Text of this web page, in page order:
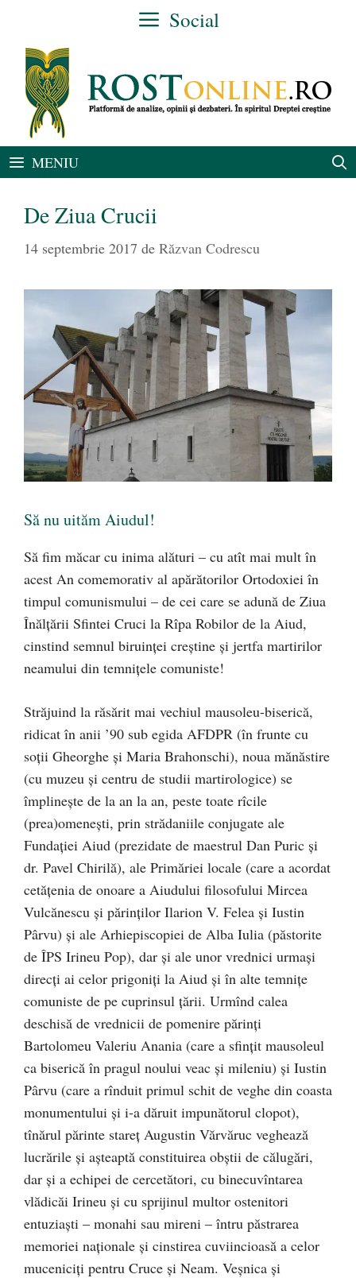
conținut
Social
MENIU
De Ziua Crucii
14 septembrie 2017 de Răzvan Codrescu
Să nu uităm Aiudul!
Să fim măcar cu inima alături – cu atît mai mult în
acest An comemorativ al apărătorilor Ortodoxiei în
timpul comunismului – de cei care se adună de Ziua
Înălțării Sfintei Cruci la Rîpa Robilor de la Aiud,
cinstind semnul biruinței creștine și jertfa martirilor
neamului din temnițele comuniste!
Străjuind la răsărit mai vechiul mausoleu-biserică,
ridicat în anii ’90 sub egida AFDPR (în frunte cu
soții Gheorghe și Maria Brahonschi), noua mănăstire
(cu muzeu și centru de studii martirologice) se
împlinește de la an la an, peste toate rîcile
(prea)omenești, prin strădaniile conjugate ale
Fundației Aiud (prezidate de maestrul Dan Puric și
dr. Pavel Chirilă), ale Primăriei locale (care a acordat
cetățenia de onoare a Aiudului filosofului Mircea
Vulcănescu și părinților Ilarion V. Felea și Iustin
Pârvu) și ale Arhiepiscopiei de Alba Iulia (păstorite
de ÎPS Irineu Pop), dar și ale unor vrednici urmași
direcți ai celor prigoniți la Aiud și în alte temnițe
comuniste de pe cuprinsul țării. Urmînd calea
deschisă de vrednicii de pomenire părinți
Bartolomeu Valeriu Anania (care a sfințit mausoleul
ca biserică în pragul noului veac și mileniu) și Iustin
Pârvu (care a rînduit primul schit de veghe din coasta
monumentului și i-a dăruit impunătorul clopot),
tînărul părinte stareț Augustin Vărvăruc veghează
lucrările și așteaptă constituirea obștii de călugări,
dar și a echipei de cercetători, cu binecuvîntarea
vlădicăi Irineu și cu sprijinul multor ostenitori
entuziaști – monahi sau mireni – întru păstrarea
memoriei naționale și cinstirea cuviincioasă a celor
muceniciți pentru Cruce și Neam. Veșnica și